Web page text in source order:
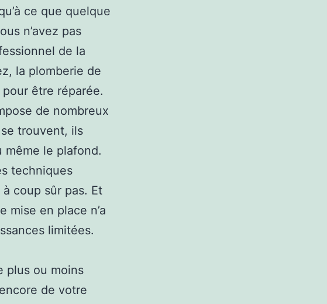
ce que quelque
n’avez pas
de la
la plomberie de
être réparée.
de nombreux
trouvent, ils
même le plafond.
techniques
coup sûr pas. Et
mise en place n’a
limitées.
plus ou moins
de votre